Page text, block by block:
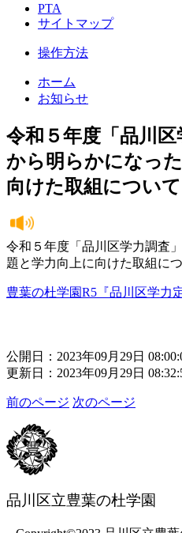
PTA
サイトマップ
操作方法
ホーム
お知らせ
令和５年度「品川
から明らかになっ
向けた取組について
令和５年度「品川区学力調査
題と学力向上に向けた取組に
豊葉の杜学園R5『品川区学力
公開日：2023年09月29日
更新日：2023年09月29日
前のページ 次のページ
品川区立豊葉の杜学園